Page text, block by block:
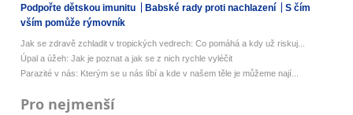
Podpořte dětskou imunitu Babské rady proti nachlazení
S čím
vším pomůže rýmovník
Jak se zdravě zchladit v tropických vedrech: Co pomáhá a kdy už riskuj...
Úpal a úžeh: Jak je poznat a jak se z nich rychle vyléčit
Parazité v nás: Kterým se u nás líbí a kde v našem těle je můžeme nají...
Pro nejmenší